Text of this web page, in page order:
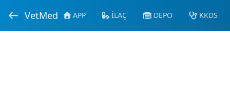
VetMed APP İLAÇ DEPO KKDS